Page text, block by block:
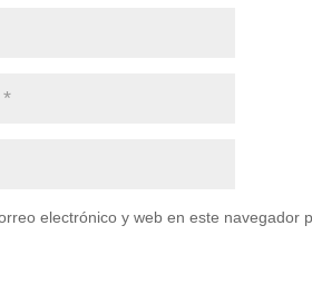
electrónico y web en este navegador